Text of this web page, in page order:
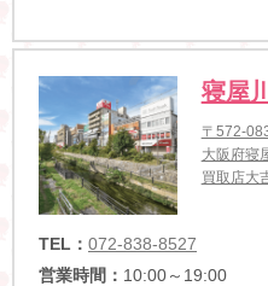
寝屋
〒572-
大阪府
買取店大
TEL： 072-838-8527
営業時間： 10:00～19:00